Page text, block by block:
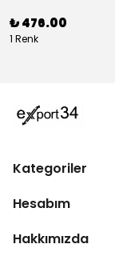
₺ 476.00
1 Renk
Kategoriler
Hesabım
Hakkımızda